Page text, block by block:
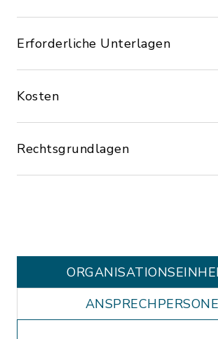
Erforderliche Unterlagen
Kosten
Rechtsgrundlagen